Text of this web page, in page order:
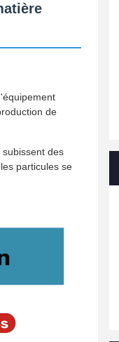
de
des
particules se